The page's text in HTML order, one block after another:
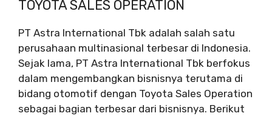
TOYOTA SALES OPERATION
PT Astra International Tbk adalah salah satu
perusahaan multinasional terbesar di Indonesia.
Sejak lama, PT Astra International Tbk berfokus
dalam mengembangkan bisnisnya terutama di
bidang otomotif dengan Toyota Sales Operation
sebagai bagian terbesar dari bisnisnya. Berikut